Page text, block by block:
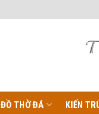
ĐỒ THỜ ĐÁ KIẾN